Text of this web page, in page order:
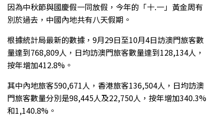
因為中秋節與國慶假一同放假，今年的「十.一」黃金周有
別於過去，中國內地共有八天假期。
根據統計局最新的數據，9月29日至10月4日訪澳門旅客數
量達到768,809人，日均訪澳門旅客數量達到128,134人，
按年增加412.8%。
其中內地旅客590,671人，香港旅客136,504人，日均訪澳
門旅客數量分別是98,445人及22,750人，按年增加340.3%
和1,140.8%。